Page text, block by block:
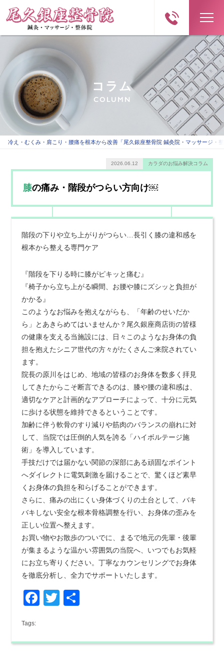
コラム
COLUMN
冷え・むくみ・肩こり・腰痛を根本から改善「尾久銀座整骨院 鍼灸院・マッサージ・
膝の痛み・階段がつらい方向け￼
2026.06.12 カラダのお悩み解決コラム
階段の下りや立ち上がりがつらい…長引く膝の違和感を
根本から整える専門ケア
『階段を下りる時に膝がピキッと痛む』
『椅子から立ち上がる瞬間、お腰や膝にズシッと負担が
かかる』
このようなお悩みを抱えながらも、「年齢のせいだか
ら」とあきらめてはいませんか？尾久銀座商店街の皆様
の健康を支える当施設には、日々このようなお身体の負
担を抱えたシニア世代の方々がたくさんご来院されてい
ます。
院長の原川をはじめ、地域の皆様のお身体を数多く拝見
してきたからこそ断言できるのは、膝や腰の違和感は、
適切なケアと計画的なアプローチによって、十分に元気
に歩ける状態を維持できるということです。
加齢に伴う軟骨のすり減りや筋肉のバランスの崩れに対
して、当院では圧倒的人気を誇る「ハイボルテージ施
術」を導入しています。
手技だけでは届かない関節の深部にある頑固なポイント
へダイレクトに電気刺激を届けることで、驚くほど素早
くお身体の負担を和らげることができます。
さらに、痛みの出にくい身体づくりの土台として、バキ
バキしない安全な根本骨格調整を行い、お身体の歪みを
正しい位置へ整えます。
お買い物やお散歩のついでに、まるで地元の先輩・後輩
が集まるような温かい雰囲気の当院へ、いつでもお気軽
にお立ち寄りください。丁寧なカウンセリングでお身体
を徹底分析し、全力でサポートいたします。
Facebook
Twitter
Tags: